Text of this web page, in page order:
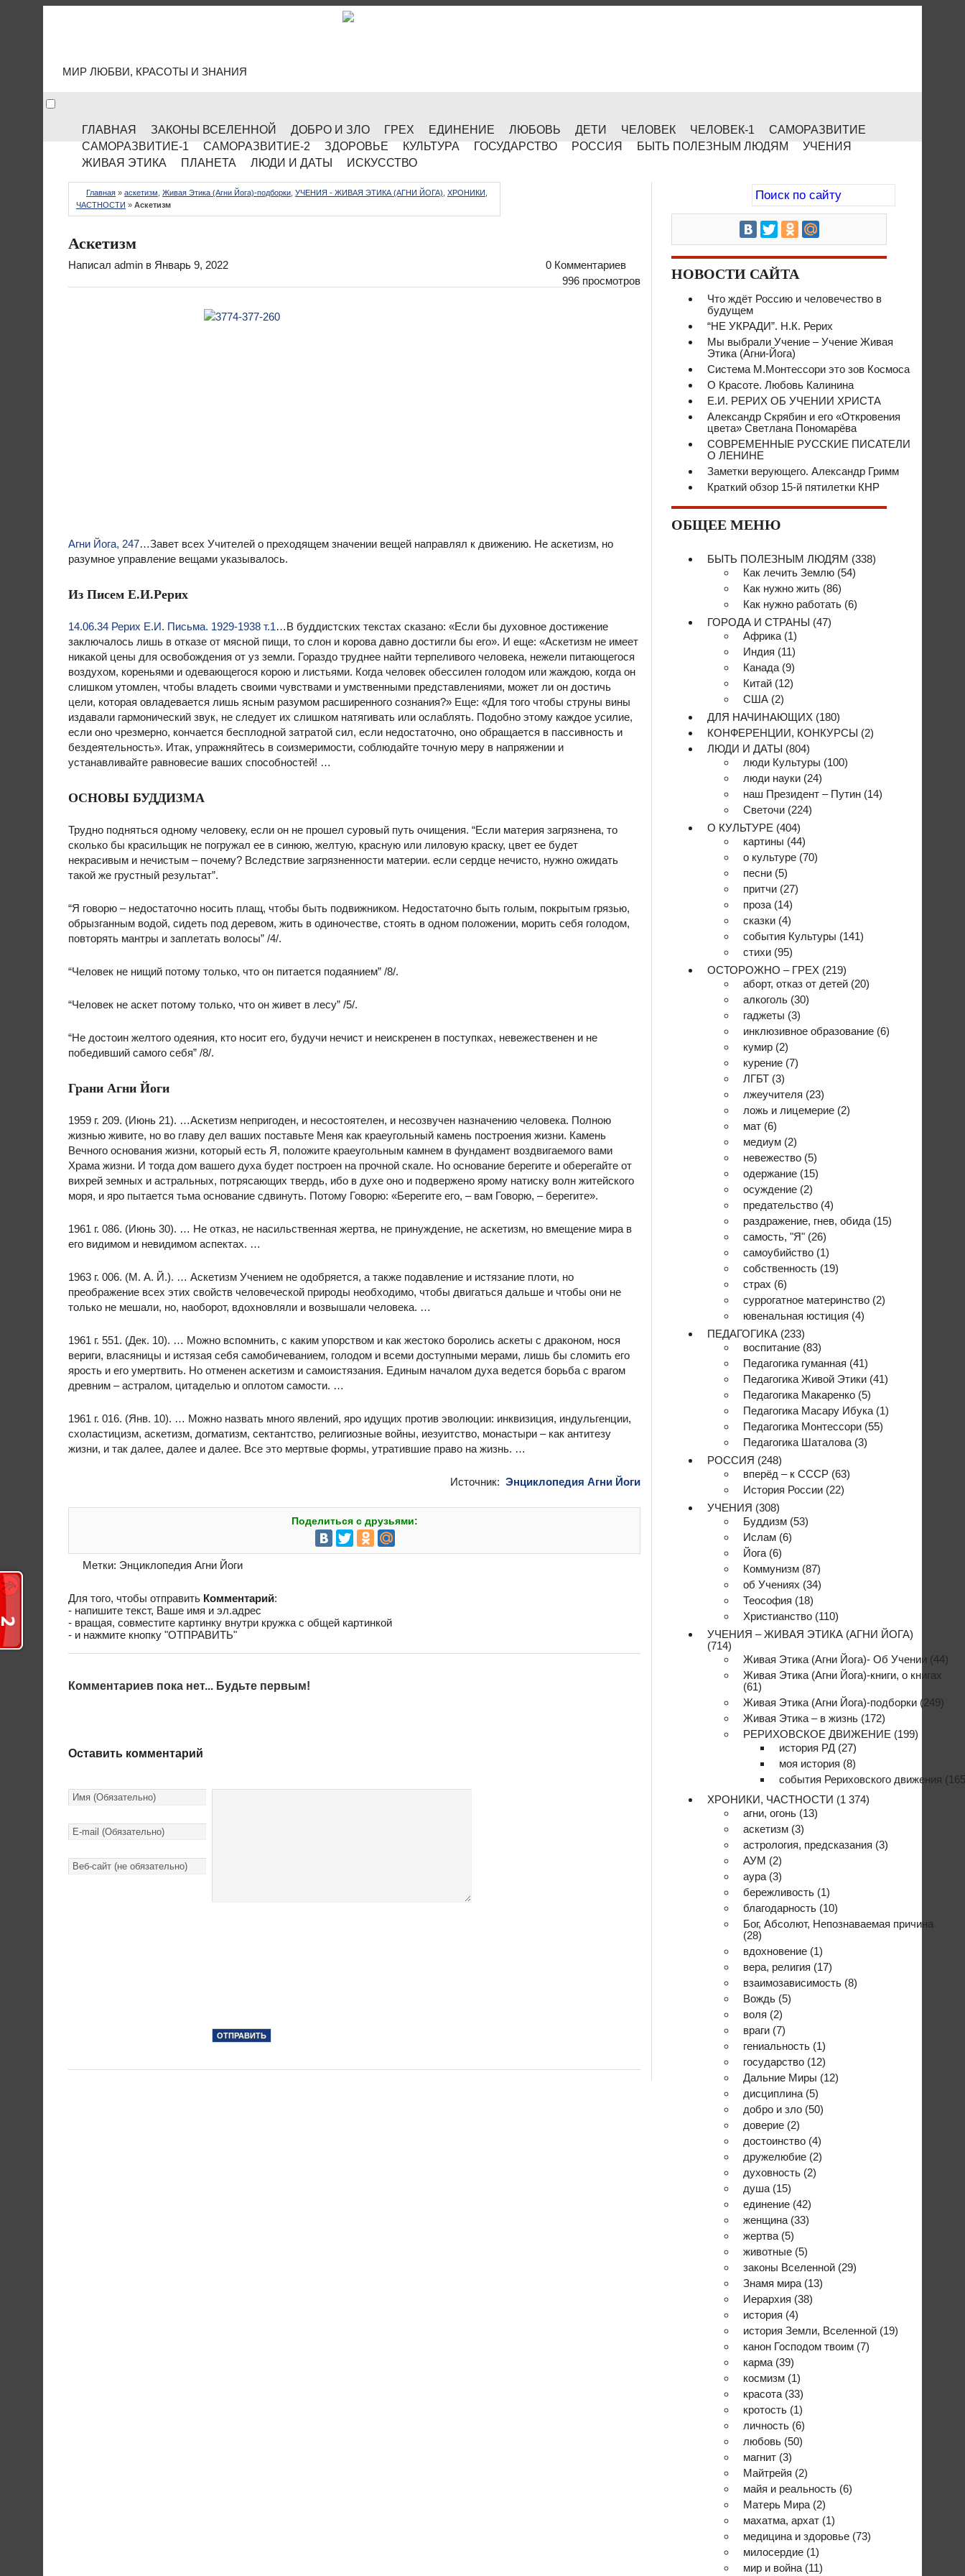
МИР ЛЮБВИ, КРАСОТЫ И ЗНАНИЯ
ГЛАВНАЯ ЗАКОНЫ ВСЕЛЕННОЙ ДОБРО И ЗЛО ГРЕХ ЕДИНЕНИЕ ЛЮБОВЬ ДЕТИ ЧЕЛОВЕК ЧЕЛОВЕК-1
САМОРАЗВИТИЕ
САМОРАЗВИТИЕ-1
САМОРАЗВИТИЕ-2 ЗДОРОВЬЕ КУЛЬТУРА ГОСУДАРСТВО РОССИЯ БЫТЬ ПОЛЕЗНЫМ ЛЮДЯМ
УЧЕНИЯ
ЖИВАЯ ЭТИКА
ПЛАНЕТА ЛЮДИ И ДАТЫ ИСКУССТВО
Главная » аскетизм Живая Этика (Агни Йога)-подборки УЧЕНИЯ - ЖИВАЯ ЭТИКА (АГНИ ЙОГА) ХРОНИКИ,
ЧАСТНОСТИ » Аскетизм
Аскетизм
Написал admin в Январь 9, 2022
0 Комментариев
996 просмотров
Агни Йога, 247…Завет всех Учителей о преходящем значении вещей направлял к движению. Не аскетизм, но
разумное управление вещами указывалось.
Из Писем Е.И.Рерих
14.06.34 Рерих Е.И. Письма. 1929-1938 т.1…В буддистских текстах сказано: «Если бы духовное достижение
заключалось лишь в отказе от мясной пищи, то слон и корова давно достигли бы его». И еще: «Аскетизм не имеет
никакой цены для освобождения от уз земли. Гораздо труднее найти терпеливого человека, нежели питающегося
воздухом, кореньями и одевающегося корою и листьями. Когда человек обессилен голодом или жаждою, когда он
слишком утомлен, чтобы владеть своими чувствами и умственными представлениями, может ли он достичь
цели, которая овладевается лишь ясным разумом расширенного сознания?» Еще: «Для того чтобы струны вины
издавали гармонический звук, не следует их слишком натягивать или ослаблять. Подобно этому каждое усилие,
если оно чрезмерно, кончается бесплодной затратой сил, если недостаточно, оно обращается в пассивность и
бездеятельность». Итак, упражняйтесь в соизмеримости, соблюдайте точную меру в напряжении и
устанавливайте равновесие ваших способностей! …
ОСНОВЫ БУДДИЗМА
Трудно подняться одному человеку, если он не прошел суровый путь очищения. “Если материя загрязнена, то
сколько бы красильщик не погружал ее в синюю, желтую, красную или лиловую краску, цвет ее будет
некрасивым и нечистым – почему? Вследствие загрязненности материи. если сердце нечисто, нужно ожидать
такой же грустный результат”.
“Я говорю – недостаточно носить плащ, чтобы быть подвижником. Недостаточно быть голым, покрытым грязью,
обрызганным водой, сидеть под деревом, жить в одиночестве, стоять в одном положении, морить себя голодом,
повторять мантры и заплетать волосы” /4/.
“Человек не нищий потому только, что он питается подаянием” /8/.
“Человек не аскет потому только, что он живет в лесу” /5/.
“Не достоин желтого одеяния, кто носит его, будучи нечист и неискренен в поступках, невежественен и не
победивший самого себя” /8/.
Грани Агни Йоги
1959 г. 209. (Июнь 21). …Аскетизм непригоден, и несостоятелен, и несозвучен назначению человека. Полною
жизнью живите, но во главу дел ваших поставьте Меня как краеугольный камень построения жизни. Камень
Вечного основания жизни, который есть Я, положите краеугольным камнем в фундамент воздвигаемого вами
Храма жизни. И тогда дом вашего духа будет построен на прочной скале. Но основание берегите и оберегайте от
вихрей земных и астральных, потрясающих твердь, ибо в духе оно и подвержено ярому натиску волн житейского
моря, и яро пытается тьма основание сдвинуть. Потому Говорю: «Берегите его, – вам Говорю, – берегите».
1961 г. 086. (Июнь 30). … Не отказ, не насильственная жертва, не принуждение, не аскетизм, но вмещение мира в
его видимом и невидимом аспектах. …
1963 г. 006. (М. А. Й.). … Аскетизм Учением не одобряется, а также подавление и истязание плоти, но
преображение всех этих свойств человеческой природы необходимо, чтобы двигаться дальше и чтобы они не
только не мешали, но, наоборот, вдохновляли и возвышали человека. …
1961 г. 551. (Дек. 10). … Можно вспомнить, с каким упорством и как жестоко боролись аскеты с драконом, нося
вериги, власяницы и истязая себя самобичеванием, голодом и всеми доступными мерами, лишь бы сломить его
ярость и его умертвить. Но отменен аскетизм и самоистязания. Единым началом духа ведется борьба с врагом
древним – астралом, цитаделью и оплотом самости. …
1961 г. 016. (Янв. 10). … Можно назвать много явлений, яро идущих против эволюции: инквизиция, индульгенции,
схоластицизм, аскетизм, догматизм, сектантство, религиозные войны, иезуитство, монастыри – как антитезу
жизни, и так далее, далее и далее. Все это мертвые формы, утратившие право на жизнь. …
Источник: Энциклопедия Агни Йоги
Поделиться с друзьями:
Метки: Энциклопедия Агни Йоги
Для того, чтобы отправить Комментарий:
- напишите текст, Ваше имя и эл.адрес
- вращая, совместите картинку внутри кружка с общей картинкой
- и нажмите кнопку "ОТПРАВИТЬ"
Комментариев пока нет... Будьте первым!
Оставить комментарий
НОВОСТИ САЙТА
Что ждёт Россию и человечество в
будущем
“НЕ УКРАДИ”. Н.К. Рерих
Мы выбрали Учение – Учение Живая
Этика (Агни-Йога)
Система М.Монтессори это зов Космоса
О Красоте. Любовь Калинина
Е.И. РЕРИХ ОБ УЧЕНИИ ХРИСТА
Александр Скрябин и его «Откровения
цвета» Светлана Пономарёва
СОВРЕМЕННЫЕ РУССКИЕ ПИСАТЕЛИ
О ЛЕНИНЕ
Заметки верующего. Александр Гримм
Краткий обзор 15-й пятилетки КНР
ОБЩЕЕ МЕНЮ
БЫТЬ ПОЛЕЗНЫМ ЛЮДЯМ (338)
Как лечить Землю (54)
Как нужно жить (86)
Как нужно работать (6)
ГОРОДА И СТРАНЫ (47)
Африка (1)
Индия (11)
Канада (9)
Китай (12)
США (2)
ДЛЯ НАЧИНАЮЩИХ (180)
КОНФЕРЕНЦИИ, КОНКУРСЫ (2)
ЛЮДИ И ДАТЫ (804)
люди Культуры (100)
люди науки (24)
наш Президент – Путин (14)
Светочи (224)
О КУЛЬТУРЕ (404)
картины (44)
о культуре (70)
песни (5)
притчи (27)
проза (14)
сказки (4)
события Культуры (141)
стихи (95)
ОСТОРОЖНО – ГРЕХ (219)
аборт, отказ от детей (20)
алкоголь (30)
гаджеты (3)
инклюзивное образование (6)
кумир (2)
курение (7)
ЛГБТ (3)
лжеучителя (23)
ложь и лицемерие (2)
мат (6)
медиум (2)
невежество (5)
одержание (15)
осуждение (2)
предательство (4)
раздражение, гнев, обида (15)
самость, "Я" (26)
самоубийство (1)
собственность (19)
страх (6)
суррогатное материнство (2)
ювенальная юстиция (4)
ПЕДАГОГИКА (233)
воспитание (83)
Педагогика гуманная (41)
Педагогика Живой Этики (41)
Педагогика Макаренко (5)
Педагогика Масару Ибука (1)
Педагогика Монтессори (55)
Педагогика Шаталова (3)
РОССИЯ (248)
вперёд – к СССР (63)
История России (22)
УЧЕНИЯ (308)
Буддизм (53)
Ислам (6)
Йога (6)
Коммунизм (87)
об Учениях (34)
Теософия (18)
Христианство (110)
УЧЕНИЯ – ЖИВАЯ ЭТИКА (АГНИ ЙОГА)
(714)
Живая Этика (Агни Йога)- Об Учении (44)
Живая Этика (Агни Йога)-книги, о книгах
(61)
Живая Этика (Агни Йога)-подборки (249)
Живая Этика – в жизнь (172)
РЕРИХОВСКОЕ ДВИЖЕНИЕ (199)
история РД (27)
моя история (8)
события Рериховского движения
ХРОНИКИ, ЧАСТНОСТИ (1 374)
агни, огонь (13)
аскетизм (3)
астрология, предсказания (3)
АУМ (2)
аура (3)
бережливость (1)
благодарность (10)
Бог, Абсолют, Непознаваемая причина
(28)
вдохновение (1)
вера, религия (17)
взаимозависимость (8)
Вождь (5)
воля (2)
враги (7)
гениальность (1)
государство (12)
Дальние Миры (12)
дисциплина (5)
добро и зло (50)
доверие (2)
достоинство (4)
дружелюбие (2)
духовность (2)
душа (15)
единение (42)
женщина (33)
жертва (5)
животные (5)
законы Вселенной (29)
Знамя мира (13)
Иерархия (38)
история (4)
история Земли, Вселенной (19)
канон Господом твоим (7)
карма (39)
космизм (1)
красота (33)
кротость (1)
личность (6)
любовь (50)
магнит (3)
Майтрейя (2)
майя и реальность (6)
Матерь Мира (2)
махатма, архат (1)
медицина и здоровье (73)
милосердие (1)
мир и война (11)